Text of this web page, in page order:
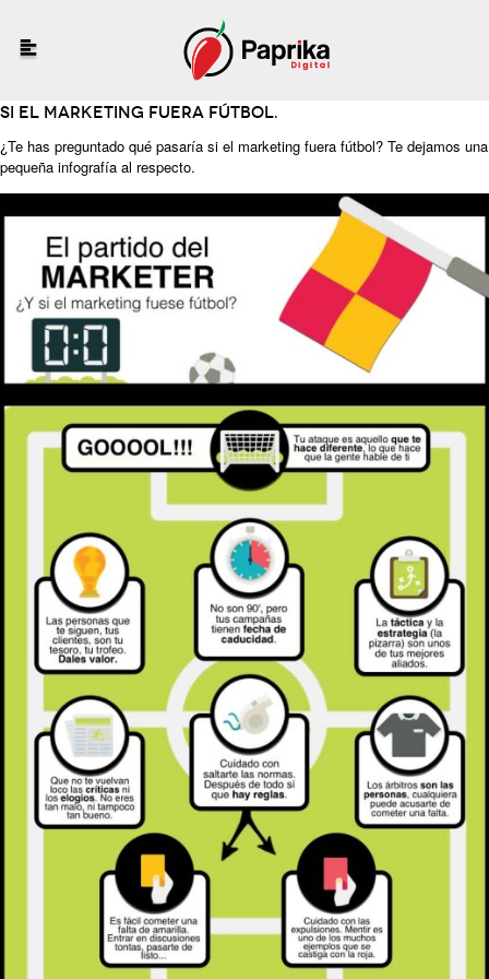
Si el marketing fuera fútbol.
¿Te has preguntado qué pasaría si el marketing fuera fútbol? Te dejamos una
pequeña infografía al respecto.